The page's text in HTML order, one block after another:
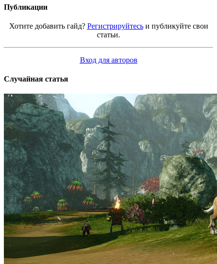
Публикации
Хотите добавить гайд? Регистрируйтесьи публикуйте свои
статьи.
Вход для авторов
Случайная статья